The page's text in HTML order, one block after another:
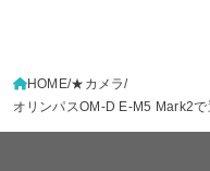
HOME ★カメラ
オリンパスOM-D E-M5 Mark2